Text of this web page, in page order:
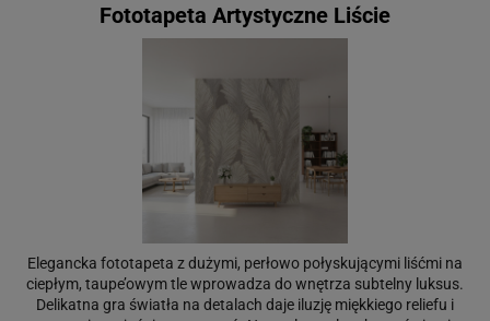
Fototapeta Artystyczne Liście
Elegancka fototapeta z dużymi, perłowo połyskującymi liśćmi na
ciepłym, taupe’owym tle wprowadza do wnętrza subtelny luksus.
Delikatna gra światła na detalach daje iluzję miękkiego reliefu i